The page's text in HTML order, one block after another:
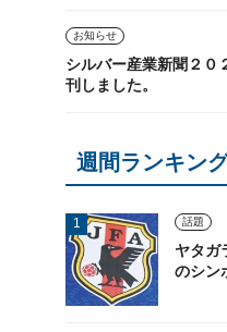
お知らせ
シルバー産業新聞２０
刊しました。
週間ランキン
話題
ヤタガ
のシン